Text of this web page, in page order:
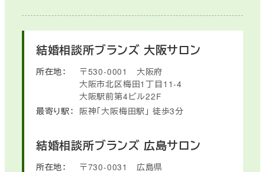
結婚相談所ブランズ 大阪サロン
所在地： 〒530-0001
大阪府
大阪市北区梅田1丁目11-4
大阪駅前第4ビル22F
最寄り駅： 阪神「大阪梅田駅」 徒歩3分
結婚相談所ブランズ 広島サロン
所在地： 〒730-0031
広島県